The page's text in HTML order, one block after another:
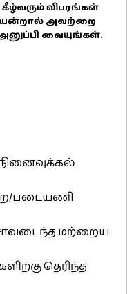
விபரங்கள்
அவற்றை
அனுப்பி வையுங்கள்.
நினைவுக்கல்
படையணி
மற்றைய
தெரிந்த